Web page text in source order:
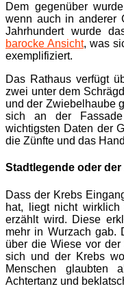
Dem gegenüber
wenn auch in anderer
Jahrhundert wurde
barocke Ansicht, was
exemplifiziert.
Das Rathaus verfügt
zwei unter dem
und der Zwiebelhaube
sich an der
wichtigsten Daten der
die Zünfte und das
Stadtlegende oder
Dass der Krebs
hat, liegt nicht
erzählt wird. Diese
mehr in Wurzach gab.
über die Wiese vor der
sich und der Krebs
Menschen glaubten
Achtertanz und